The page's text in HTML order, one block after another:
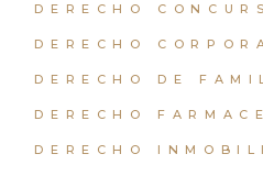
DERECHO
DERECHO
DERECHO DE
DERECHO
DERECHO